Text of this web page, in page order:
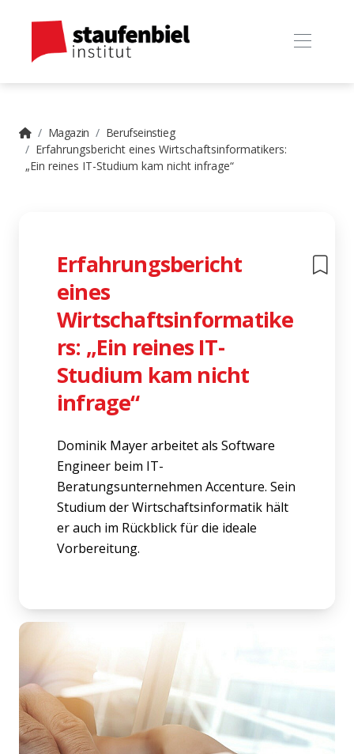
Magazin
Berufseinstieg
Erfahrungsbericht eines Wirtschaftsinformatikers:
„Ein reines IT-Studium kam nicht infrage“
Erfahrungsbericht
eines
Wirtschaftsinformatike
rs: „Ein reines IT-
Studium kam nicht
infrage“
Dominik Mayer arbeitet als Software
Engineer beim IT-
Beratungsunternehmen Accenture. Sein
Studium der Wirtschaftsinformatik hält
er auch im Rückblick für die ideale
Vorbereitung.